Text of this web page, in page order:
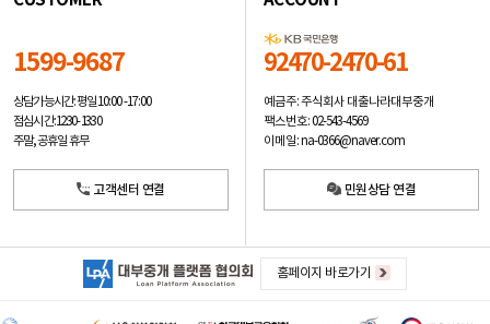
1599-9687
상담가능시간: 평일10:00 -17:00
점심시간: 12:30 - 13:30
주말, 공휴일 휴무
고객센터 연결
92470-2470-61
예금주: 주식회사 대출나라대부중개
팩스번호: 02-543-4569
이메일: na-0366@naver.com
민원상담 연결
홈페이지 바로가기